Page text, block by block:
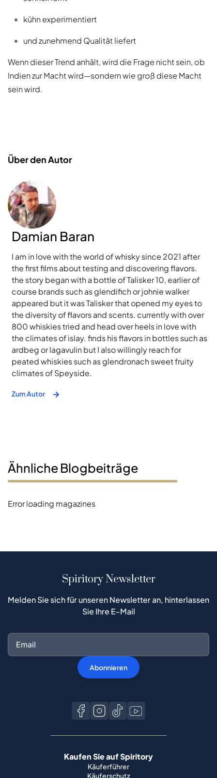
kühn experimentiert
und zunehmend Qualität liefert
Wenn dieser Trend anhält, wird die Frage nicht sein, ob
Indien zur Macht wird—sondern wie groß diese Macht
sein wird.
Über den Autor
Damian Baran
I am in love with the world of whisky since 2021 after
the first films about testing and discovering flavors.
the story began with a bottle of Talisker 10, earlier of
course brands such as glendifich or johnie walker
appeared but it was Talisker that opened my eyes to
the diversity of flavors and scents. currently with over
800 whiskies tried and head over heels in love with
the climates of islay. finds his flavors in bottles such as
ardbeg or lagavulin but I also willingly reach for
peated whiskies such as glendronach sweet fruity
climates of Speyside.
Zum Autor
Ähnliche Blogbeiträge
Error loading magazines
Spiritory Newsletter
Melden Sie sich für unseren Newsletter an, hinterlassen
Sie Ihre E-Mail
Abonnieren
Kaufen Sie auf Spiritory
Käuferführer
Käuferschutz